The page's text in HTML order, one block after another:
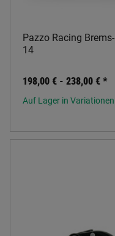
Pazzo Racing
14
198,00 € - 238,00 € *
Auf Lager in Variationen